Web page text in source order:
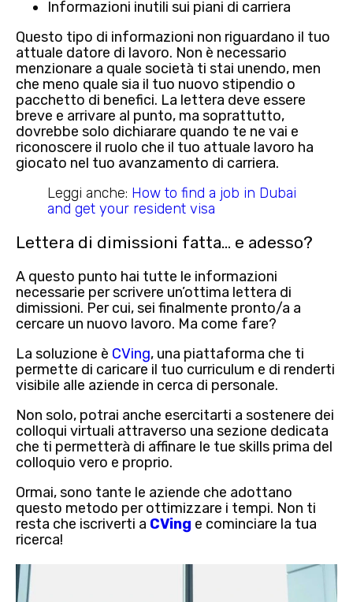
Informazioni inutili sui piani di carriera
Questo tipo di informazioni non riguardano il tuo
attuale datore di lavoro. Non è necessario
menzionare a quale società ti stai unendo, men
che meno quale sia il tuo nuovo stipendio o
pacchetto di benefici. La lettera deve essere
breve e arrivare al punto, ma soprattutto,
dovrebbe solo dichiarare quando te ne vai e
riconoscere il ruolo che il tuo attuale lavoro ha
giocato nel tuo avanzamento di carriera.
Leggi anche: How to find a job in Dubai
and get your resident visa
Lettera di dimissioni fatta… e adesso?
A questo punto hai tutte le informazioni
necessarie per scrivere un’ottima lettera di
dimissioni. Per cui, sei finalmente pronto/a a
cercare un nuovo lavoro. Ma come fare?
La soluzione è CVing, una piattaforma che ti
permette di caricare il tuo curriculum e di renderti
visibile alle aziende in cerca di personale.
Non solo, potrai anche esercitarti a sostenere dei
colloqui virtuali attraverso una sezione dedicata
che ti permetterà di affinare le tue skills prima del
colloquio vero e proprio.
Ormai, sono tante le aziende che adottano
questo metodo per ottimizzare i tempi. Non ti
resta che iscriverti a CVing e cominciare la tua
ricerca!